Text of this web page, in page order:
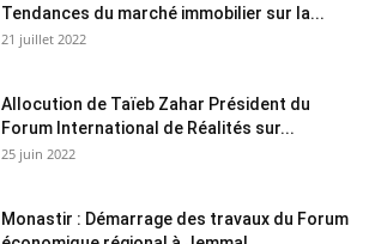
Tendances du marché immobilier sur la...
21 juillet 2022
Allocution de Taïeb Zahar Président du
Forum International de Réalités sur...
25 juin 2022
Monastir : Démarrage des travaux du Forum